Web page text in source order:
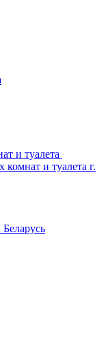
и туалета
и туалета г.